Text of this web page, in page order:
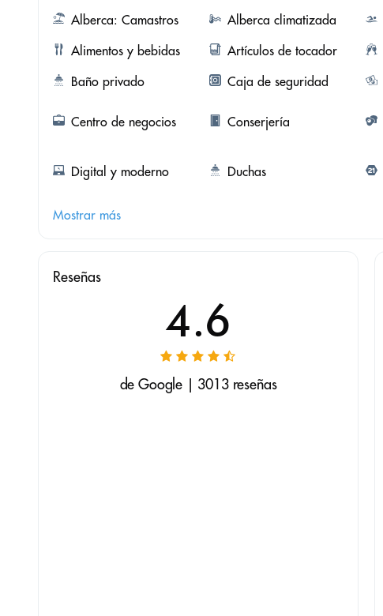
Alberca: Camastros
Alberca climatizada
Alimentos y bebidas
Artículos de tocador
Baño privado
Caja de seguridad
Centro de negocios Conserjería
Digital y moderno Duchas
Mostrar más
Reseñas
4.6
de Google | 3013 reseñas